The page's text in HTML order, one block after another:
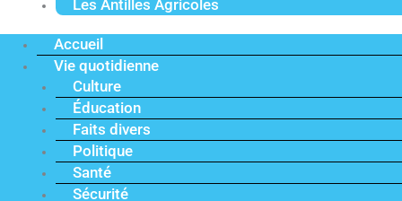
Les Antilles Agricoles
Accueil
Vie quotidienne
Culture
Éducation
Faits divers
Politique
Santé
Sécurité